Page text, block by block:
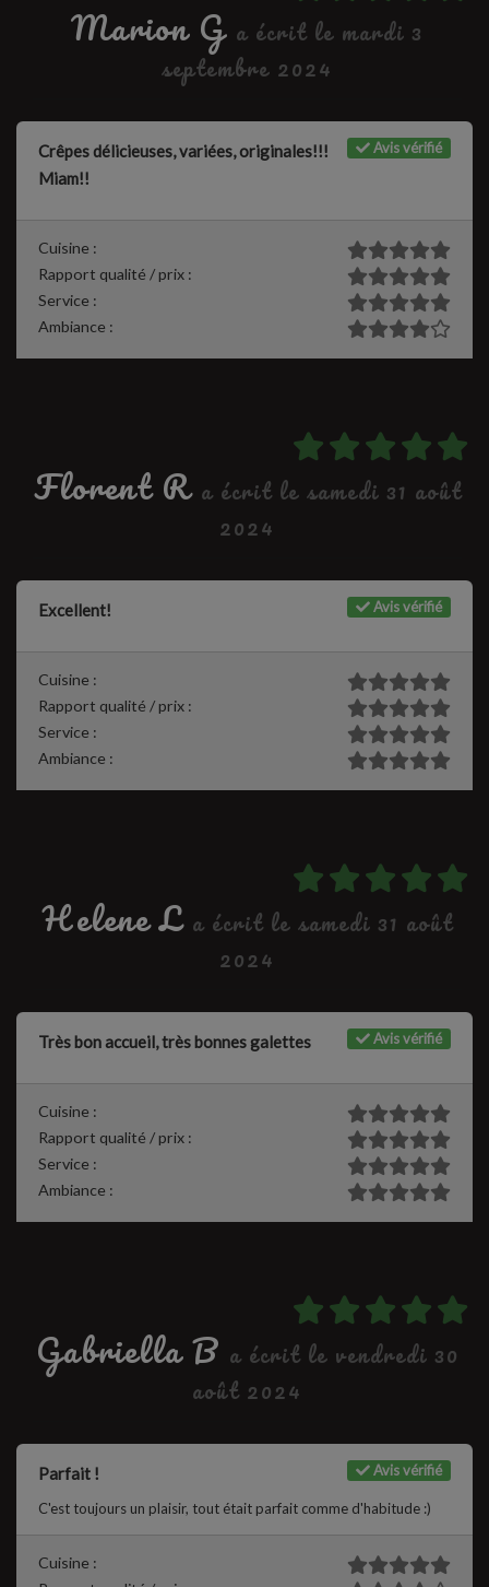
Marion G a écrit le mardi 3
septembre 2024
Avis vérifié
Crêpes délicieuses, variées, originales!!!
Miam!!
Cuisine :
Rapport qualité / prix :
Service :
Ambiance :
Florent R a écrit le samedi 31 août
2024
Avis vérifié
Excellent!
Cuisine :
Rapport qualité / prix :
Service :
Ambiance :
Helene L a écrit le samedi 31 août
2024
Avis vérifié
Très bon accueil, très bonnes galettes
Cuisine :
Rapport qualité / prix :
Service :
Ambiance :
Gabriella B a écrit le vendredi 30
août 2024
Avis vérifié
Parfait !
C'est toujours un plaisir, tout était parfait comme d'habitude :)
Cuisine :